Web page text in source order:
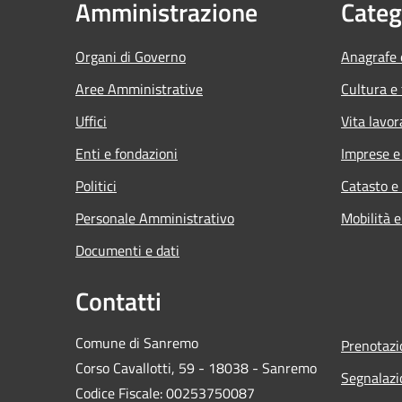
Amministrazione
Organi di Governo
Aree Amministrative
Uffici
Enti e fondazioni
Politici
Personale Amministrativo
Documenti e dati
Cultura
Vita
Imprese
Catasto
Mobilità
Contatti
Comune di Sanremo
Corso Cavallotti, 59 - 18038 - Sanremo
Codice Fiscale: 00253750087